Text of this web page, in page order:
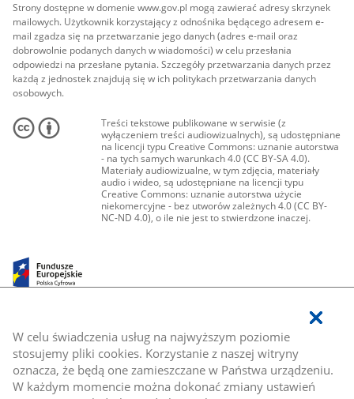
W celu świadczenia usług na najwyższym poziomie
stosujemy pliki cookies. Korzystanie z naszej witryny
oznacza, że będą one zamieszczane w Państwa urządzeniu.
W każdym momencie można dokonać zmiany ustawień
Strony dostępne w domenie www.gov.pl mogą zawierać adresy skrzynek
mailowych. Użytkownik korzystający z odnośnika będącego adresem e-
mail zgadza się na przetwarzanie jego danych (adres e-mail oraz
dobrowolnie podanych danych w wiadomości) w celu przesłania
odpowiedzi na przesłane pytania. Szczegóły przetwarzania danych przez
każdą z jednostek znajdują się w ich politykach przetwarzania danych
osobowych.
Treści tekstowe publikowane w serwisie (z
wyłączeniem treści audiowizualnych), są udostępniane
na licencji typu Creative Commons: uznanie autorstwa
- na tych samych warunkach 4.0 (CC BY-SA 4.0).
Materiały audiowizualne, w tym zdjęcia, materiały
audio i wideo, są udostępniane na licencji typu
Creative Commons: uznanie autorstwa użycie
niekomercyjne - bez utworów zależnych 4.0 (CC BY-
NC-ND 4.0), o ile nie jest to stwierdzone inaczej.